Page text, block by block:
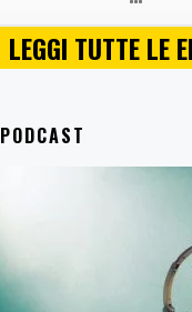
LEGGI TUTTE LE
PODCAST